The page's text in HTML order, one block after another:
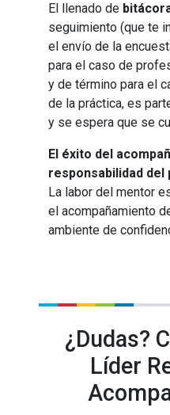
El llenado de
seguimiento (que te
el envío de la
para el caso de
y de término para el
de la práctica, es
y se espera que se
El éxito del
responsabilidad
La labor del mentor
el acompañamiento
ambiente de
¿Dudas?
Líder